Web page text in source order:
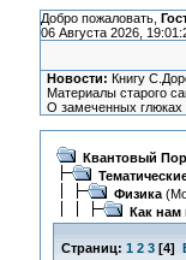
Добро пожаловать,
06 Августа 2026,
Новости: Книгу
Материалы старого
О замеченных глюках
Квантовый
Физика
Как нам
Страниц: 1 2 3[4]